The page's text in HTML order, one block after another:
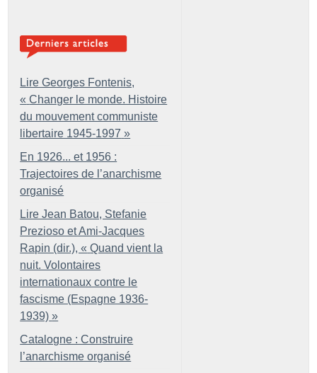
Lire Georges Fontenis,
« Changer le monde. Histoire
du mouvement communiste
libertaire 1945-1997 »
En 1926... et 1956 :
Trajectoires de l’anarchisme
organisé
Lire Jean Batou, Stefanie
Prezioso et Ami-Jacques
Rapin (dir.), « Quand vient la
nuit. Volontaires
internationaux contre le
fascisme (Espagne 1936-
1939) »
Catalogne : Construire
l’anarchisme organisé